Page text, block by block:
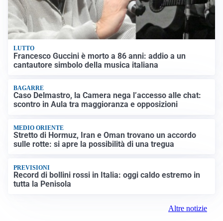
LUTTO
Francesco Guccini è morto a 86 anni: addio a un
cantautore simbolo della musica italiana
BAGARRE
Caso Delmastro, la Camera nega l’accesso alle chat:
scontro in Aula tra maggioranza e opposizioni
MEDIO ORIENTE
Stretto di Hormuz, Iran e Oman trovano un accordo
sulle rotte: si apre la possibilità di una tregua
PREVISIONI
Record di bollini rossi in Italia: oggi caldo estremo in
tutta la Penisola
Altre notizie